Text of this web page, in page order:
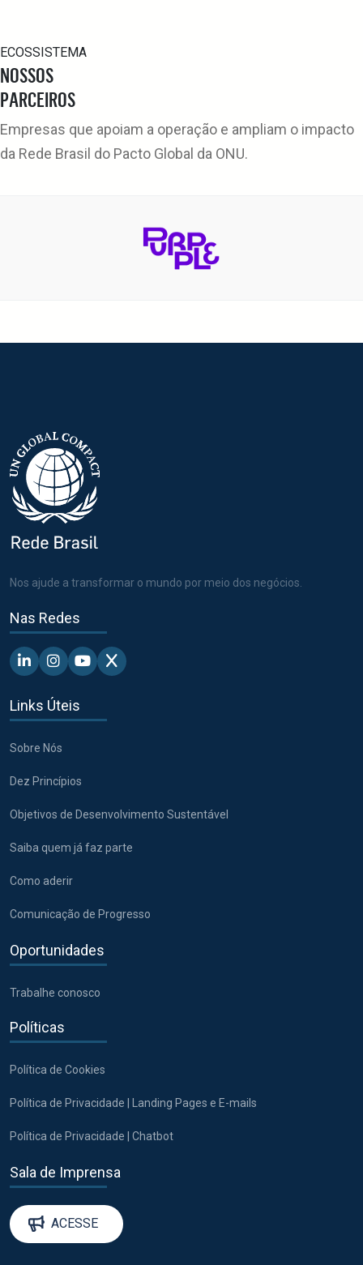
ECOSSISTEMA
NOSSOS
PARCEIROS
Empresas que apoiam a operação e ampliam o impacto
da Rede Brasil do Pacto Global da ONU.
Nos ajude a transformar o mundo por meio dos negócios.
Nas Redes
Linkedin - Pacto Global BR
Instagram - Pacto Global BR
Youtube - Pacto Global BR
X - Pacto Global BR
Links Úteis
Sobre Nós
Dez Princípios
Objetivos de Desenvolvimento Sustentável
Saiba quem já faz parte
Como aderir
Comunicação de Progresso
Oportunidades
Trabalhe conosco
Políticas
Política de Cookies
Política de Privacidade | Landing Pages e E-mails
Política de Privacidade | Chatbot
Sala de Imprensa
ACESSE